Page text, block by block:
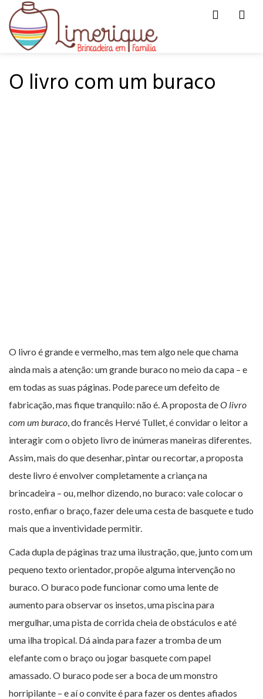
HOME PARA LER
O livro com um buraco
O livro é grande e vermelho, mas tem algo nele que chama
ainda mais a atenção: um grande buraco no meio da capa – e
em todas as suas páginas. Pode parece um defeito de
fabricação, mas fique tranquilo: não é. A proposta deO livro
com um buraco, do francês Hervé Tullet, é convidar o leitor a
interagir com o objeto livro de inúmeras maneiras diferentes.
Assim, mais do que desenhar, pintar ou recortar, a proposta
deste livro é envolver completamente a criança na
brincadeira – ou, melhor dizendo, no buraco: vale colocar o
rosto, enfiar o braço, fazer dele uma cesta de basquete e tudo
mais que a inventividade permitir.
Cada dupla de páginas traz uma ilustração, que, junto com um
pequeno texto orientador, propõe alguma intervenção no
buraco. O buraco pode funcionar como uma lente de
aumento para observar os insetos, uma piscina para
mergulhar, uma pista de corrida cheia de obstáculos e até
uma ilha tropical. Dá ainda para fazer a tromba de um
elefante com o braço ou jogar basquete com papel
amassado. O buraco pode ser a boca de um monstro
horripilante – e aí o convite é para fazer os dentes afiados